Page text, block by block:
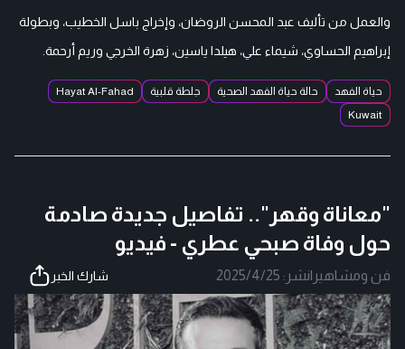
والعمل من تأليف عبد المحسن الروضان، وإخراج باسل الخطيب، وبطولة
إبراهيم الحساوي، شيماء علي، هيلدا ياسين، زهرة الخرجي وريم أرحمة.
حياة الفهد حالة حياة الفهد الصحية جلطة قلبية
Hayat Al-Fahad
Kuwait
"معاناة وقهر".. تفاصيل جديدة صادمة
حول وفاة صبحي عطري - فيديو
فن ومشاهير |نشر: 2025/4/25 شارك الخبر